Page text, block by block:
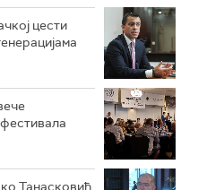
цести
Танасковић,